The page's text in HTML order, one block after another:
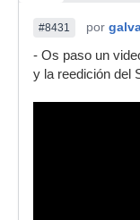
#8431 por
- Os paso un
y la reedición del